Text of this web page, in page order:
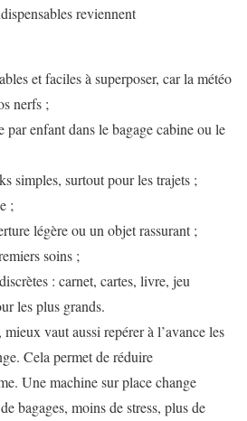
reviennent
et faciles à superposer, car la météo
nerfs ;
par enfant dans le bagage cabine ou le
simples, surtout pour les trajets ;
;
légère ou un objet rassurant ;
soins ;
: carnet, cartes, livre, jeu
les plus grands.
vaut aussi repérer à l’avance les
Cela permet de réduire
Une machine sur place change
bagages, moins de stress, plus de